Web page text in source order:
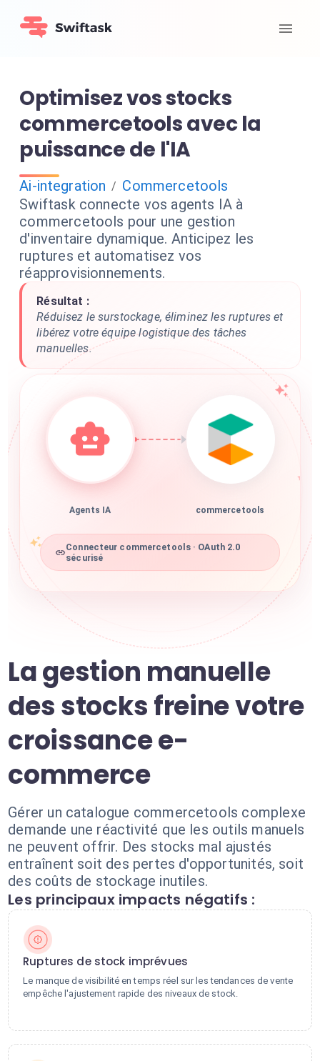
Optimisez vos stocks
commercetools avec la
puissance de l'IA
Ai-integration / Commercetools
Swiftask connecte vos agents IA à
commercetools pour une gestion
d'inventaire dynamique. Anticipez les
ruptures et automatisez vos
réapprovisionnements.
Résultat :
Réduisez le surstockage, éliminez les ruptures et
libérez votre équipe logistique des tâches
manuelles.
Agents IA commercetools
Connecteur commercetools · OAuth 2.0
sécurisé
La gestion manuelle
des stocks freine votre
croissance e-
commerce
Gérer un catalogue commercetools complexe
demande une réactivité que les outils manuels
ne peuvent offrir. Des stocks mal ajustés
entraînent soit des pertes d'opportunités, soit
des coûts de stockage inutiles.
Les principaux impacts négatifs :
Ruptures de stock imprévues
Le manque de visibilité en temps réel sur les tendances de vente
empêche l'ajustement rapide des niveaux de stock.